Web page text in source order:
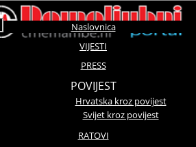
Naslovnica
VIJESTI
PRESS
POVIJEST
Hrvatska kroz povijest
Svijet kroz povijest
RATOVI
Rujan 2021 18:40